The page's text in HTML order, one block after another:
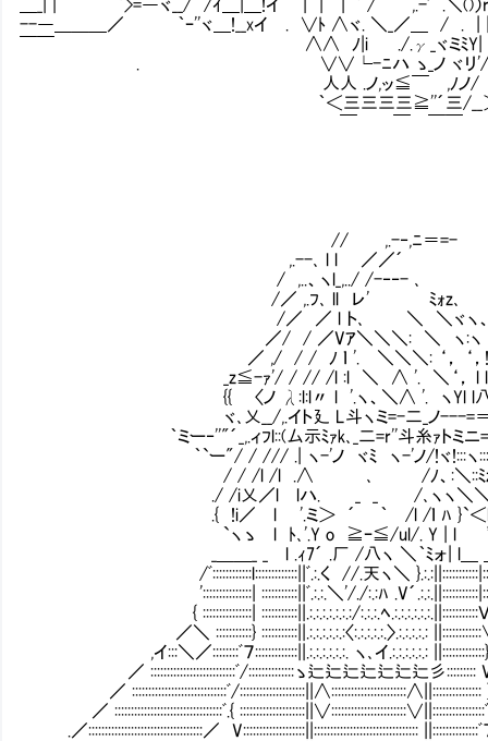
＿_| | ｀>=―ヾ__/ /ｲ＿|＿!イ | | | ﾞ / ,.-' .＼()）
--―＿＿＿／ ｀ｰ''ヾ＿!__xイ . ∨ﾄ ∧ヾ. ＼_／＿ /
￣￣ ∧∧ ﾉ|i ./.γ_ヾミﾐY| | └┴-
. ∨∨└-ﾆハ ゝ_ノ ヾリ'/＿ ,ｘ
人人 .ノ,ッ≦￣ ,ﾉノ/
｀＜三三三三≧''´三/__＞
￣ ￣ ￣￣
// ,.-‐,ﾆ＝=-
,.--､ l l ／／´
/ ,..、ヽl_,../ /-‐‐- ､
/／ ,.ﾌ､ ll レ' ﾐｫz､
/／ ／ l ト､ ＼ ＼ヾヽ
／/ / ／Vｱ＼＼＼: ＼ ヽ:ヽ
／ ,/ / / ﾉ ｌ '. ＼＼＼: ‘， ‘，!
_z≦-ｧ'/ / // /l :l ＼ ∧ '. ＼‘， l l｀`
{{ 〈ノ λ:l:l〃 l '.ヽ、＼∧ '. ヽYl l八
ヾ､乂__/,.イト廴 L斗ヽミ=-二_ノ---=＝彡
｀ミー‐''"´_,.ィﾌl::(厶示ﾐｧk､_二=r''斗糸ｧトミニ
｀`ー"/ / /// .| ヽ-'ノ ヾﾐ ヽ-'ノ/!ヾ!:::ヽ
/ / /l /l .∧ ､ /ﾉ、:＼::ﾐ
./ /i乂／l lハ. _ _ /､ヽヽ＼
.{ !i／ l '.ミ＞ ´ ｀ /l /ｌ ﾊ
`ヽゝ l ﾄ､'.Y o ≧ｰ≦/ul/. Y | l
_＿＿_ _∟l .ｨ7´ .厂 /八ヽ ＼｀ﾐォ| l＿ ＿＿
/ﾞ::::::::::::l:::::::::::::||ﾞ.:.く //.天ヽ＼
':::::::::::::::| :::::::::::||ﾞ.:.:.＼'/./:.:ﾊ .V´.:.:.||:::::::::::|:::::::/
{ :::::::::::::::| :::::::::::||.:.:.:.:.:.:.:/:.:.:.ﾍ.:.:.:.:.:.:.||:::::::::::Ｖ
／＼ :::::::::::} :::::::::::||.:.:.:.:.:.:〈:.:.:.:.:.〉.:.:.:.:.:
,イ:::＼／::::::::ﾞ７:::::::::::::||.:.:.:.:.:.:. ヽ､イ.:.:.:.:.:.:
／ ::::::::::::::::::::::::::ﾞ/::::::::::::::ゝ辷辷辷辷辷辷辷彡:::::::::
／ :::::::::::::::::::::::::::::ﾞ/::::::::::::::::::::||∧:::::::::::::::::::::::∧||:::::::::::::::
／ :::::::::::::::::::::::::::::::::ﾞ.{ ::::::::::::::::::::||∨:::::::::::::::::::::::∨||::::::::::::::::ﾞ|`
.／:::::::::::::::::::::::::::::::::::／ V:::::::::::::::::::||::::::::::::::::::::::::::::::::